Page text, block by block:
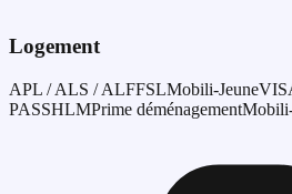
Logement
APL / ALS / ALFFSLMobili-Jeune
PASSHLMPrime déménagement